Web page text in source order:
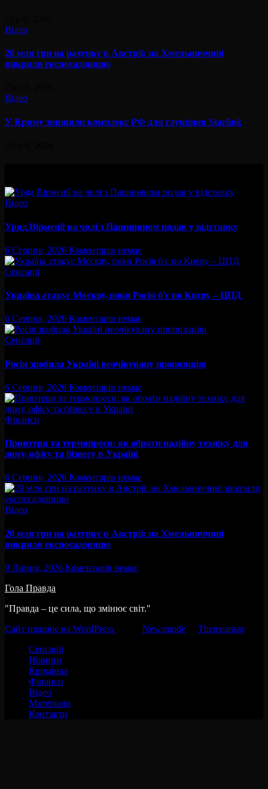
Відео
20 млн грн на рахунку в Австрії: на Хмельниччині
викрили експосадовицю
Відео
У Криму знищили комплекс РФ для глушіння Starlink
Відео
Уряд Вірменії на чолі з Пашиняном подав у відставку
6 Серпня, 2026 Коментарів немає
Сенсації
Україна атакує Москву, поки Росія б'є по Києву – ЦПД
6 Серпня, 2026 Коментарів немає
Сенсації
Росія зробила Україні неочікувану пропозицію
6 Серпня, 2026 Коментарів немає
Фінанси
Принтери та термопреси: як обрати надійну техніку для
дому, офісу та бізнесу в Україні
6 Серпня, 2026 Коментарів немає
Відео
20 млн грн на рахунку в Австрії: на Хмельниччині
викрили експосадовицю
9 Липня, 2026 Коментарів немає
Гола Правда
"Правда – це сила, що змінює світ."
Сайт працює на WordPress
Newsmode Themeansar.
Сенсації
Новини
Кримінал
Фінанси
Відео
Матеріали
Контакти